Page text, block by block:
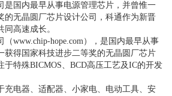
是国内最早从事电源管理芯片，并曾惟一
的无晶圆厂芯片设计公司，科通作为新晋
高速成长。
www.chip-hope.com），是国内最早从事
获得国家科技进步二等奖的无晶圆厂芯片
于特殊BICMOS、BCD高压工艺及IC的开发
充电器、适配器、小家电、电动工具、安